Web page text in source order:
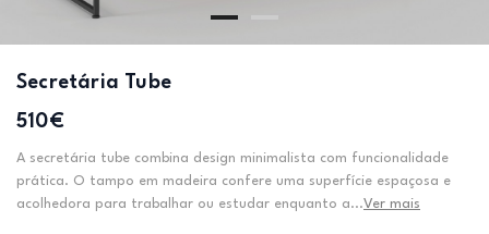
Secretária Tube
510€
A secretária tube combina design minimalista com funcionalidade
prática. O tampo em madeira confere uma superfície espaçosa e
acolhedora para trabalhar ou estudar enquanto a...Ver mais